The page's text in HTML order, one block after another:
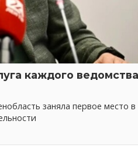
каждого
заняла первое место